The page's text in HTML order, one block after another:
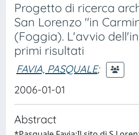
Progetto di ricerca
San Lorenzo "in
(Foggia). L'avvio
primi risultati
FAVIA, PASQUALE;
2006-01-01
Abstract